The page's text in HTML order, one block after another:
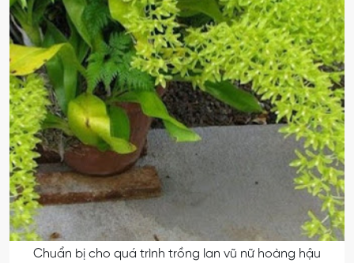
Chuẩn bị cho quá trình trồng lan vũ nữ hoàng hậu